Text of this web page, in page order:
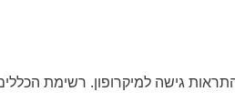
התראות גישה למיקרופון. רשימת